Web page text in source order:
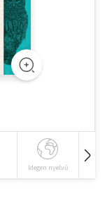
Idegen nyelvű